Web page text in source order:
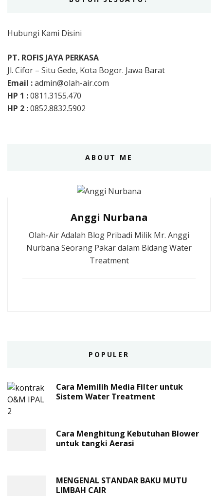
Hubungi Kami Disini
PT. ROFIS JAYA PERKASA
Jl. Cifor – Situ Gede, Kota Bogor. Jawa Barat
Email :admin@olah-air.com
HP 1 :0811.3155.470
HP 2 :0852.8832.5902
ABOUT ME
Anggi Nurbana
Olah-Air Adalah Blog Pribadi Milik Mr. Anggi
Nurbana Seorang Pakar dalam Bidang Water
Treatment
POPULER
Cara Memilih Media Filter untuk
Sistem Water Treatment
Cara Menghitung Kebutuhan Blower
untuk tangki Aerasi
MENGENAL STANDAR BAKU MUTU
LIMBAH CAIR